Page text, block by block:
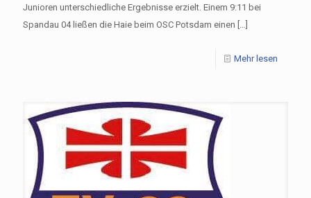
Junioren unterschiedliche Ergebnisse erzielt. Einem 9:11 bei
Spandau 04 ließen die Haie beim OSC Potsdam einen […]
Mehr lesen